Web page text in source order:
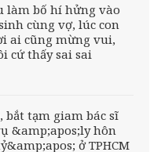
làm bố hí hửng vào
cùng vợ, lúc con
ai cũng mừng vui,
cứ thấy sai sai
bắt tạm giam bác sĩ
&amp;apos;ly hôn
ở TPHCM